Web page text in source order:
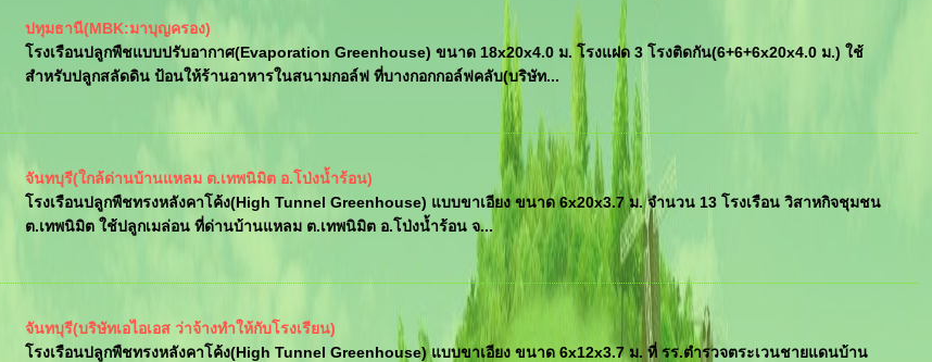
ปทุมธานี(MBK:มาบุญครอง)
โรงเรือนปลูกพืชแบบปรับอากาศ(Evaporation Greenhouse) ขนาด 18x20x4.0 ม. โรงแฝด 3 โรงติดกัน(6+6+6x20x4.0 ม.) ใช้
สำหรับปลูกสลัดดิน ป้อนให้ร้านอาหารในสนามกอล์ฟ ที่บางกอกกอล์ฟคลับ(บริษัท...
จันทบุรี(ใกล้ด่านบ้านแหลม ต.เทพนิมิต อ.โป่งน้ำร้อน)
โรงเรือนปลูกพืชทรงหลังคาโค้ง(High Tunnel Greenhouse) แบบขาเอียง ขนาด 6x20x3.7 ม. จำนวน 13 โรงเรือน วิสาหกิจชุมชน
ต.เทพนิมิต ใช้ปลูกเมล่อน ที่ด่านบ้านแหลม ต.เทพนิมิต อ.โป่งน้ำร้อน จ...
จันทบุรี(บริษัทเอไอเอส ว่าจ้างทำให้กับโรงเรียน)
โรงเรือนปลูกพืชทรงหลังคาโค้ง(High Tunnel Greenhouse) แบบขาเอียง ขนาด 6x12x3.7 ม. ที่ รร.ตำรวจตระเวนชายแดนบ้าน